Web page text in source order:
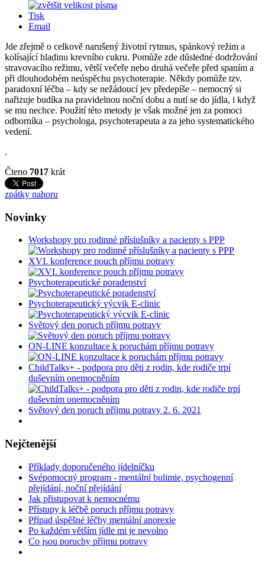
Tisk
Email
Jde zřejmě o celkově narušený životní rytmus, spánkový režim a
kolísající hladinu krevního cukru. Pomůže zde důsledné dodržování
stravovacího režimu, větší večeře nebo druhá večeře před spaním a
při dlouhodobém neúspěchu psychoterapie. Někdy pomůže tzv.
paradoxní léčba – kdy se nežádoucí jev předepíše – nemocný si
nařizuje budíka na pravidelnou noční dobu a nutí se do jídla, i když
se mu nechce. Použití této metody je však možné jen za pomoci
odborníka – psychologa, psychoterapeuta a za jeho systematického
vedení.
.
Čteno 7017 krát
zpátky nahoru
Novinky
Workshopy pro rodinné příslušníky a pacienty s PPP
XVI. konference pouch příjmu potravy
Psychoterapeutické poradenství
Psychoterapeutický výcvik E-clinic
Světový den poruch příjmu potravy
ON-LINE konzultace k poruchám příjmu potravy
ChildTalks+ - podpora pro děti z rodin, kde rodiče trpí
duševním onemocněním
Světový den poruch příjmu potravy 2. 6. 2021
Nejčtenější
Příklady doporučeného jídelníčku
Svépomocný program - mentální bulimie, psychogenní
přejídání, noční přejídání
Jak přistupovat k nemocnému
Přístupy k léčbě poruch příjmu potravy
Případ úspěšné léčby mentální anorexie
Po každém větším jídle mi je nevolno
Co jsou poruchy příjmu potravy